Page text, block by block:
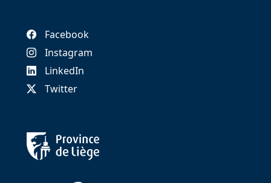
Facebook
Instagram
LinkedIn
Twitter